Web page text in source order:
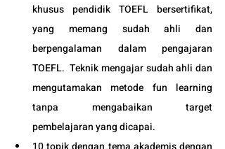
khusus pendidik TOEFL bersertifikat,
yang memang sudah ahli dan
TOEFL.  Teknik mengajar sudah ahli dan
mengutamakan metode fun learning
tanpa mengabaikan target
pembelajaran yang dicapai.